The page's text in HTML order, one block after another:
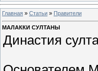
Главная » Статьи » Правители
МАЛАККИ СУЛТАНЫ
Династия